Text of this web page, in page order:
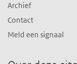
Archief
Contact
Meld een signaal